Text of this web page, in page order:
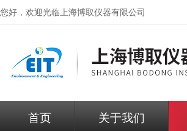
您好，欢迎光临上海博取仪器有限公司
首页 关于我们